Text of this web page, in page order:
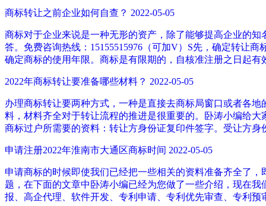
商标转让之前企业如何自查？ 2022-05-05
商标对于企业来说是一种无形的资产，除了能够提高企业的
答。免费咨询热线：15155515976（可加V）S先，确定转让
确定商标的使用年限。商标是有限期的，自核准注册之日起有
2022年商标转让要准备哪些材料？ 2022-05-05
办理商标转让要两种方式，一种是直接去商标局窗口或者各
料，材料齐全对于转让流程的推进是很重要的。卧涛小编给
商标过户所需要的资料：转让方身份证复印件签字。受让方身
申请注册2022年淮南市大通区商标时间 2022-05-05
申请商标的时候即使我们已经把一些相关的资料准备齐全了
题，在下面的文章中卧涛小编已经为您做了一些介绍，现在我
报、高企代理、软件开发、专利申请、专利优先审查、专利预